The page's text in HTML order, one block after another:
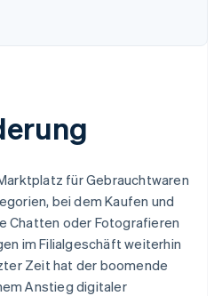
Sie, wie Stripe Lösungen für die
für Gebrauchtwaren
bei dem Kaufen und
Chatten oder Fotografieren
im Filialgeschäft weiterhin
Zeit hat der boomende
Anstieg digitaler